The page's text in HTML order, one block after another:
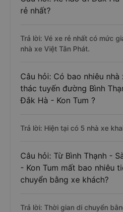
rẻ nhất?
Trả lời: Vé xe rẻ nhất có mức
nhà xe Việt Tân Phát.
Câu hỏi: Có bao nhiêu nhà
thác tuyến đường Bình
Đắk Hà - Kon Tum ?
Trả lời: Hiện tại có 5 nhà xe
Câu hỏi: Từ Bình Thạnh -
- Kon Tum mất bao nhiêu
chuyển bằng xe khách?
Trả lời: Thời gian di chuyển